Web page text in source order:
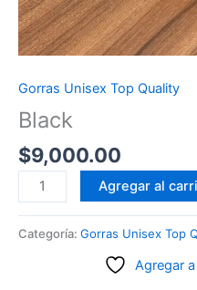
Gorras Unisex Top Quality
Black
$9,000.00
Black
cantidad
Agregar al
Categoría: Gorras Unisex Top
Agregar